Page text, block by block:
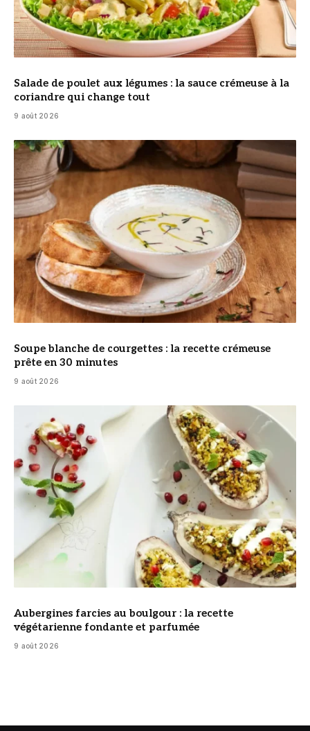
Salade de poulet aux légumes : la sauce crémeuse à la
coriandre qui change tout
9 août 2026
© DR
Soupe blanche de courgettes : la recette crémeuse
prête en 30 minutes
9 août 2026
Aubergines farcies au boulgour : la recette
végétarienne fondante et parfumée
9 août 2026